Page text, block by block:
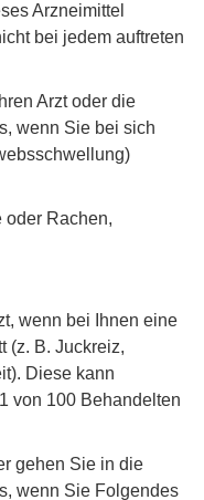
Arzneimittel
bei jedem auftreten
Arzt oder die
wenn Sie bei sich
oder Rachen,
wenn bei Ihnen eine
(z. B. Juckreiz,
Diese kann
von 100 Behandelten
gehen Sie in die
wenn Sie Folgendes